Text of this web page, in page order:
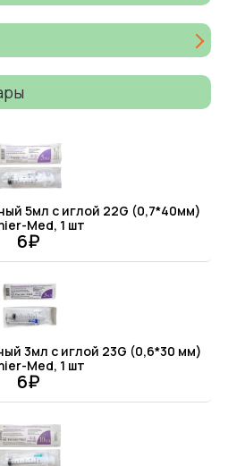
5мл c иглой 22G (0,7*40мм)
Med, 1 шт
6₽
3мл c иглой 23G (0,6*30 мм)
Med, 1 шт
6₽